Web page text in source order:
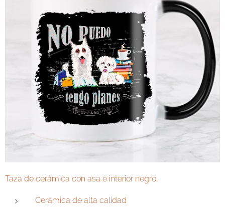
Taza de cerámica con asa e interior negro.
Cerámica de alta calidad